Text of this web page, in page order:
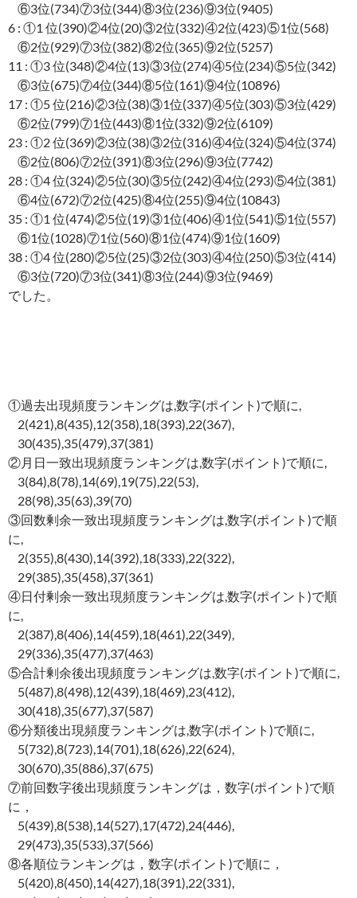
⑥3位(734)⑦3位(344)⑧3位(236)⑨3位(9405)
6 : ①1 位(390)②4位(20)③2位(332)④2位(423)⑤1位(568)
⑥2位(929)⑦3位(382)⑧2位(365)⑨2位(5257)
11 : ①3 位(348)②4位(13)③3位(274)④5位(234)⑤5位(342)
⑥3位(675)⑦4位(344)⑧5位(161)⑨4位(10896)
17 : ①5 位(216)②3位(38)③1位(337)④5位(303)⑤3位(429)
⑥2位(799)⑦1位(443)⑧1位(332)⑨2位(6109)
23 : ①2 位(369)②3位(38)③2位(316)④4位(324)⑤4位(374)
⑥2位(806)⑦2位(391)⑧3位(296)⑨3位(7742)
28 : ①4 位(324)②5位(30)③5位(242)④4位(293)⑤4位(381)
⑥4位(672)⑦2位(425)⑧4位(255)⑨4位(10843)
35 : ①1 位(474)②5位(19)③1位(406)④1位(541)⑤1位(557)
⑥1位(1028)⑦1位(560)⑧1位(474)⑨1位(1609)
38 : ①4 位(280)②5位(25)③2位(303)④4位(250)⑤3位(414)
⑥3位(720)⑦3位(341)⑧3位(244)⑨3位(9469)
でした。
①過去出現頻度ランキングは,数字(ポイント)で順に,
2(421),8(435),12(358),18(393),22(367),
30(435),35(479),37(381)
②月日一致出現頻度ランキングは,数字(ポイント)で順に,
3(84),8(78),14(69),19(75),22(53),
28(98),35(63),39(70)
③回数剰余一致出現頻度ランキングは,数字(ポイント)で順
に,
2(355),8(430),14(392),18(333),22(322),
29(385),35(458),37(361)
④日付剰余一致出現頻度ランキングは,数字(ポイント)で順
に,
2(387),8(406),14(459),18(461),22(349),
29(336),35(477),37(463)
⑤合計剰余後出現頻度ランキングは,数字(ポイント)で順に,
5(487),8(498),12(439),18(469),23(412),
30(418),35(677),37(587)
⑥分類後出現頻度ランキングは,数字(ポイント)で順に,
5(732),8(723),14(701),18(626),22(624),
30(670),35(886),37(675)
⑦前回数字後出現頻度ランキングは，数字(ポイント)で順
に，
5(439),8(538),14(527),17(472),24(446),
29(473),35(533),37(566)
⑧各順位ランキングは，数字(ポイント)で順に，
5(420),8(450),14(427),18(391),22(331),